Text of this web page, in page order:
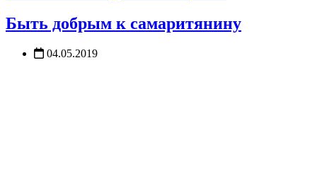
Быть добрым к самаритянину
04.05.2019